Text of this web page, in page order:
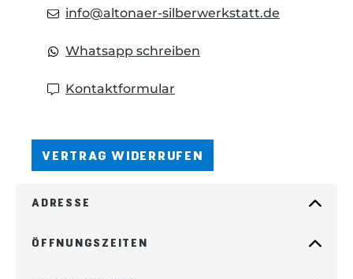
info@altonaer-silberwerkstatt.de
Whatsapp schreiben
Kontaktformular
VERTRAG WIDERRUFEN
ADRESSE
ÖFFNUNGSZEITEN